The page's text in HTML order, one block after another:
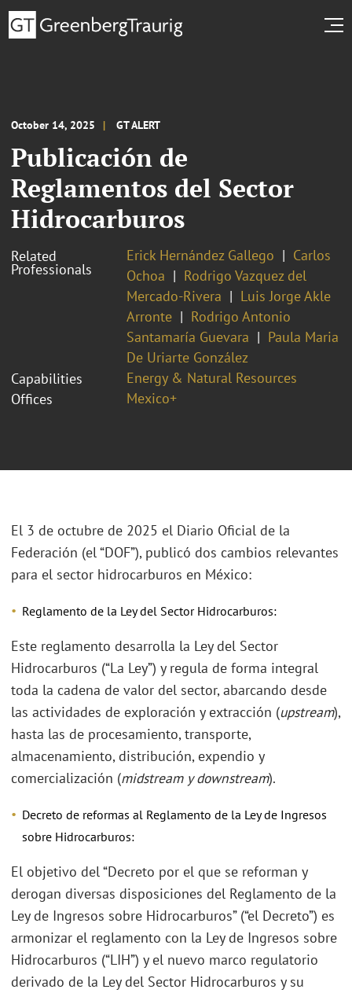
October 14, 2025 GT ALERT
Publicación de
Reglamentos del Sector
Hidrocarburos
Related
Professionals
Erick Hernández Gallego
Carlos
Ochoa
Rodrigo Vazquez del
Mercado-Rivera
Luis Jorge Akle
Arronte
Rodrigo Antonio
Santamaría Guevara
Paula Maria
De Uriarte González
Capabilities
Energy & Natural Resources
Offices
Mexico+
El 3 de octubre de 2025 el Diario Oficial de la
Federación (el “DOF”), publicó dos cambios relevantes
para el sector hidrocarburos en México:
Reglamento de la Ley del Sector Hidrocarburos:
Este reglamento desarrolla la Ley del Sector
Hidrocarburos (“La Ley”) y regula de forma integral
toda la cadena de valor del sector, abarcando desde
las actividades de exploración y extracción (upstream),
hasta las de procesamiento, transporte,
almacenamiento, distribución, expendio y
comercialización (midstream y downstream).
Decreto de reformas al Reglamento de la Ley de Ingresos
sobre Hidrocarburos:
El objetivo del “Decreto por el que se reforman y
derogan diversas disposiciones del Reglamento de la
Ley de Ingresos sobre Hidrocarburos” (“el Decreto”) es
armonizar el reglamento con la Ley de Ingresos sobre
Hidrocarburos (“LIH”) y el nuevo marco regulatorio
derivado de la Ley del Sector Hidrocarburos y su